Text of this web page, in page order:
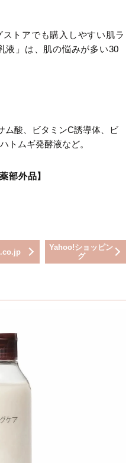
トアでも購入しやすい肌ラ
液」は、肌の悩みが多い30
ム酸、ビタミンC誘導体、ビ
トムギ発酵液など。
部外品】
Yahoo!ショッピン
グ